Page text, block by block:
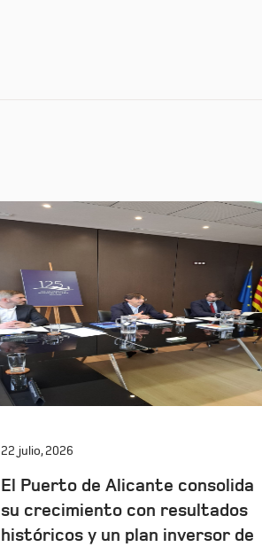
22 julio, 2026
El Puerto de Alicante consolida
su crecimiento con resultados
históricos y un plan inversor de